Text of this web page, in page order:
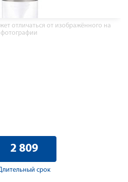
отличаться от изображённого на
фотографии
2 809
срок